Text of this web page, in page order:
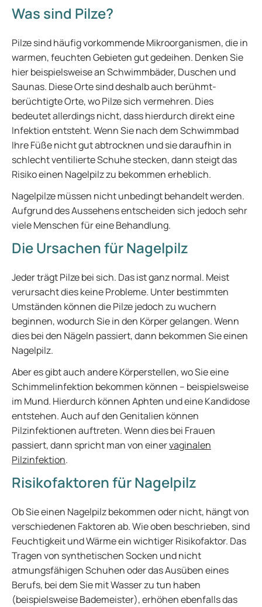
Was sind Pilze?
Pilze sind häufig vorkommende Mikroorganismen, die in
warmen, feuchten Gebieten gut gedeihen. Denken Sie
hier beispielsweise an Schwimmbäder, Duschen und
Saunas. Diese Orte sind deshalb auch berühmt-
berüchtigte Orte, wo Pilze sich vermehren. Dies
bedeutet allerdings nicht, dass hierdurch direkt eine
Infektion entsteht. Wenn Sie nach dem Schwimmbad
Ihre Füße nicht gut abtrocknen und sie daraufhin in
schlecht ventilierte Schuhe stecken, dann steigt das
Risiko einen Nagelpilz zu bekommen erheblich.
Nagelpilze müssen nicht unbedingt behandelt werden.
Aufgrund des Aussehens entscheiden sich jedoch sehr
viele Menschen für eine Behandlung.
Die Ursachen für Nagelpilz
Jeder trägt Pilze bei sich. Das ist ganz normal. Meist
verursacht dies keine Probleme. Unter bestimmten
Umständen können die Pilze jedoch zu wuchern
beginnen, wodurch Sie in den Körper gelangen. Wenn
dies bei den Nägeln passiert, dann bekommen Sie einen
Nagelpilz.
Aber es gibt auch andere Körperstellen, wo Sie eine
Schimmelinfektion bekommen können – beispielsweise
im Mund. Hierdurch können Aphten und eine Kandidose
entstehen. Auch auf den Genitalien können
Pilzinfektionen auftreten. Wenn dies bei Frauen
passiert, dann spricht man von einervaginalen
Pilzinfektion.
Risikofaktoren für Nagelpilz
Ob Sie einen Nagelpilz bekommen oder nicht, hängt von
verschiedenen Faktoren ab. Wie oben beschrieben, sind
Feuchtigkeit und Wärme ein wichtiger Risikofaktor. Das
Tragen von synthetischen Socken und nicht
atmungsfähigen Schuhen oder das Ausüben eines
Berufs, bei dem Sie mit Wasser zu tun haben
(beispielsweise Bademeister), erhöhen ebenfalls das